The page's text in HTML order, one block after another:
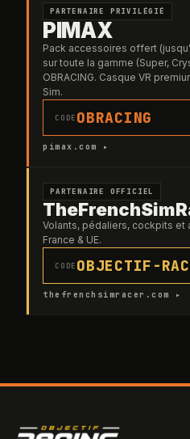
PARTENAIRE PRIVILÉGIÉ
PIMAX
Pack accessoires offert
sur toute la gamme (Super,
OBRACING. Casque VR
Sim.
CODE OBRACING
pimax.com ▸
PARTENAIRE OFFICIEL
Volants, pédaliers, cockpits
France & UE.
CODE OBJECTIF-
thefrenchsimracer.com ▸